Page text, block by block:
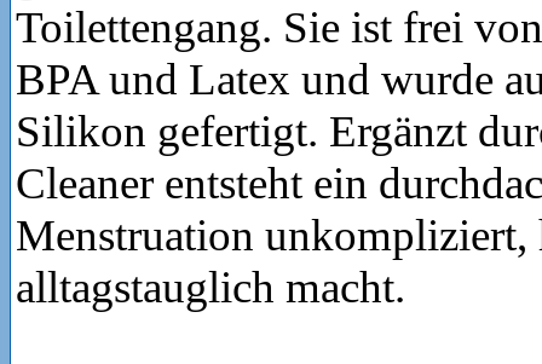
Toilettengang. Sie ist frei
BPA und Latex und wurde
Silikon gefertigt. Ergänzt
Cleaner entsteht ein
Menstruation unkompliziert,
alltagstauglich macht.